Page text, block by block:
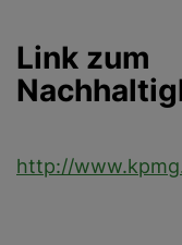
Link zum
http://